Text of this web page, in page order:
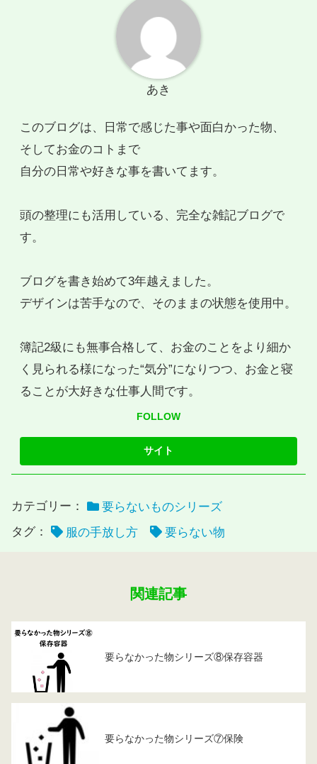
あき
このブログは、日常で感じた事や面白かった物、
そしてお金のコトまで
自分の日常や好きな事を書いてます。
頭の整理にも活用している、完全な雑記ブログで
す。
ブログを書き始めて3年越えました。
デザインは苦手なので、そのままの状態を使用中。
簿記2級にも無事合格して、お金のことをより細か
く見られる様になった“気分”になりつつ、お金と寝
ることが大好きな仕事人間です。
FOLLOW
カテゴリー：
要らないものシリーズ
タグ：
服の手放し方 要らない物
関連記事
要らなかった物シリーズ⑧保存容器
要らなかった物シリーズ⑦保険